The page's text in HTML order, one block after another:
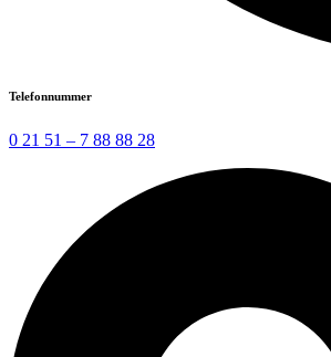
Telefonnummer
0 21 51 – 7 88 88 28